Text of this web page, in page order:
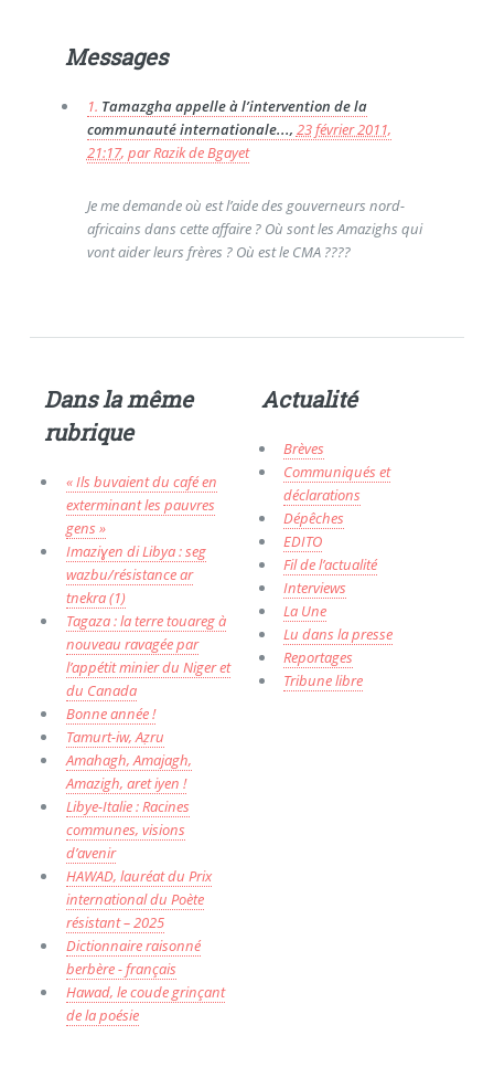
Messages
1. Tamazgha appelle à l’intervention de la
communauté internationale..., 23 février 2011,
21:17, parRazik de Bgayet
Je me demande où est l’aide des gouverneurs nord-
africains dans cette affaire ? Où sont les Amazighs qui
vont aider leurs frères ? Où est le CMA ????
Dans la même
rubrique
« Ils buvaient du café en
exterminant les pauvres
gens »
Imaziɣen di Libya : seg
wazbu/résistance ar
tnekra (1)
Tagaza : la terre touareg à
nouveau ravagée par
l’appétit minier du Niger et
du Canada
Bonne année !
Tamurt-iw, Aẓru
Amahagh, Amajagh,
Amazigh, aret iyen !
Libye-Italie : Racines
communes, visions
d’avenir
HAWAD, lauréat du Prix
international du Poète
résistant – 2025
Dictionnaire raisonné
berbère - français
Hawad, le coude grinçant
de la poésie
Actualité
Brèves
Communiqués et
déclarations
Dépêches
EDITO
Fil de l’actualité
Interviews
La Une
Lu dans la presse
Reportages
Tribune libre